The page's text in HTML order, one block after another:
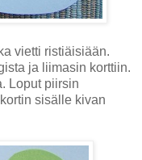
vietti ristiäisiään.
ja liimasin korttiin.
Loput piirsin
sisälle kivan